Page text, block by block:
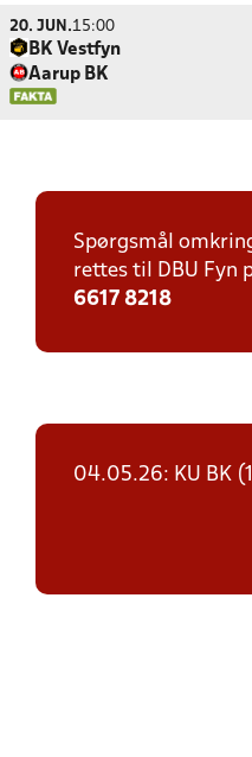
20. JUN.15:00
BK Vestfyn
Aarup BK
Spørgsmål
rettes til DBU Fyn
6617 8218
04.05.26: KU BK